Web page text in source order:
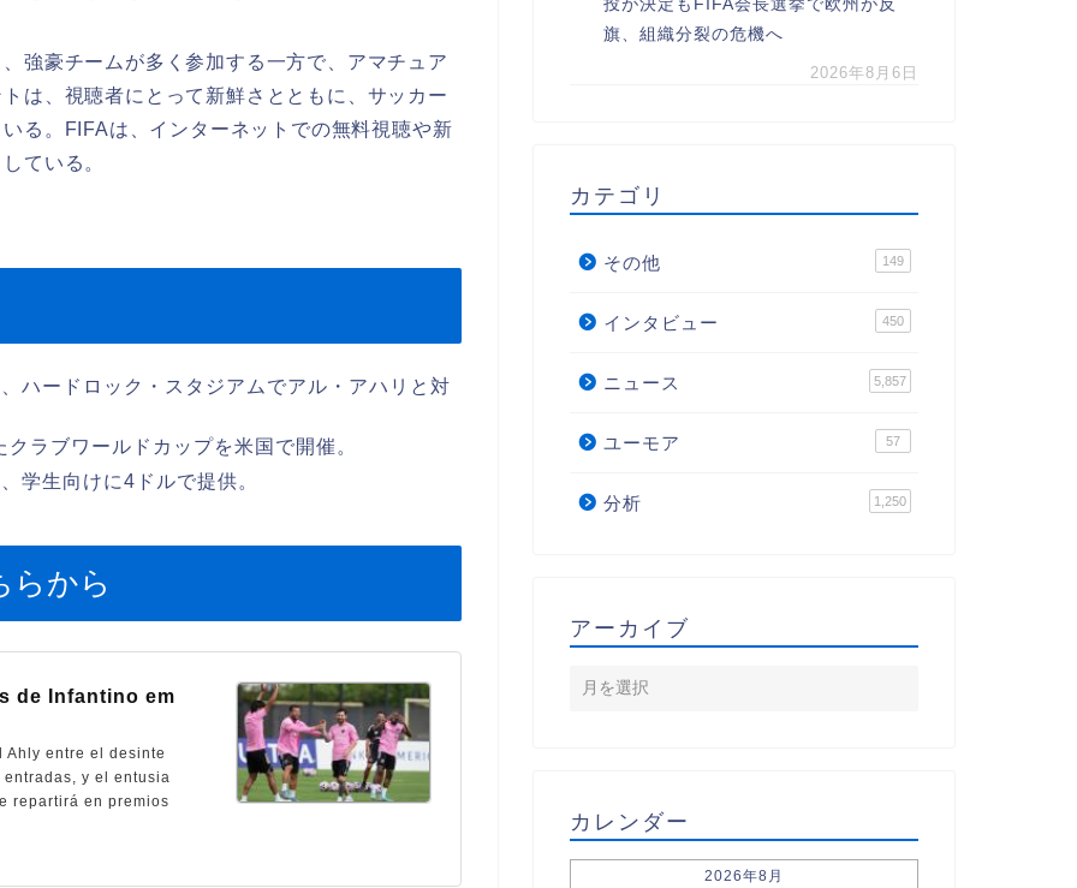
強豪チームが多く参加する一方で、アマチュア
は、視聴者にとって新鮮さとともに、サッカー
る。FIFAは、インターネットでの無料視聴や新
ている。
ハードロック・スタジアムでアル・アハリと対
ラブワールドカップを米国で開催。
学生向けに4ドルで提供。
らから
de Infantino em
Ahly entre el desinte
y el entusia
repartirá en premios
投が決定もFIFA会長選挙で欧州が反
旗、組織分裂の危機へ
2026年8月6日
カテゴリ
その他 149
インタビュー 450
ニュース 5,857
ユーモア 57
分析 1,250
アーカイブ
カレンダー
2026年8月